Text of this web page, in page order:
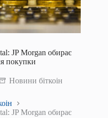
JP Morgan обирає
покупки
Новини біткоін
JP Morgan обирає